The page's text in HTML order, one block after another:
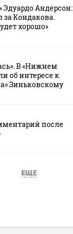
Эдуардо Андерсон:
Кондакова.
хорошо»
В «Нижнем
об интересе к
Зиньковскому
после
ЕЩЕ